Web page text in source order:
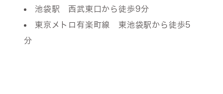
池袋駅 西武東口から徒歩9分
東京メトロ有楽町線 東池袋駅から徒歩5
分